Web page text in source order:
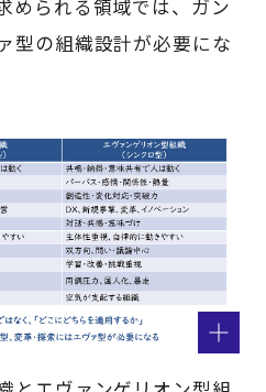
められる領域では、ガン
型の組織設計が必要にな